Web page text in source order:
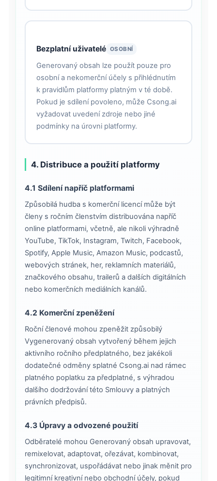
Bezplatní uživatelé OSOBNÍ
Generovaný obsah lze použít pouze pro
osobní a nekomerční účely s přihlédnutím
k pravidlům platformy platným v té době.
Pokud je sdílení povoleno, může Csong.ai
vyžadovat uvedení zdroje nebo jiné
podmínky na úrovni platformy.
4. Distribuce a použití platformy
4.1 Sdílení napříč platformami
Způsobilá hudba s komerční licencí může být
členy s ročním členstvím distribuována napříč
online platformami, včetně, ale nikoli výhradně
YouTube, TikTok, Instagram, Twitch, Facebook,
Spotify, Apple Music, Amazon Music, podcastů,
webových stránek, her, reklamních materiálů,
značkového obsahu, trailerů a dalších digitálních
nebo komerčních mediálních kanálů.
4.2 Komerční zpeněžení
Roční členové mohou zpeněžit způsobilý
Vygenerovaný obsah vytvořený během jejich
aktivního ročního předplatného, bez jakékoli
dodatečné odměny splatné Csong.ai nad rámec
platného poplatku za předplatné, s výhradou
dalšího dodržování této Smlouvy a platných
právních předpisů.
4.3 Úpravy a odvozené použití
Odběratelé mohou Generovaný obsah upravovat,
remixelovat, adaptovat, ořezávat, kombinovat,
synchronizovat, uspořádávat nebo jinak měnit pro
legitimní kreativní nebo obchodní účely, pokud